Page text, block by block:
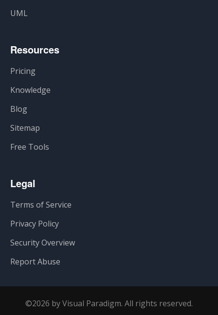
UML
Resources
Pricing
Knowledge
Blog
Sitemap
Free Tools
Legal
Terms of Service
Privacy Policy
Security Overview
Report Abuse
©2026 by Visual Paradigm. All rights reserved.